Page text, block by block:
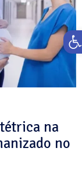
na
no